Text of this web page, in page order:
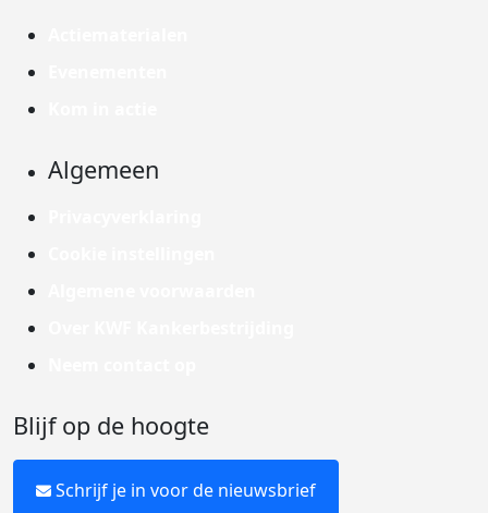
Algemeen
Blijf op de hoogte
Schrijf je in voor de nieuwsbrief